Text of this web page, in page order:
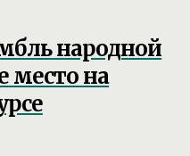
народной
место на